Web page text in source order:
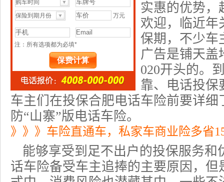
实惠的优势，
欢迎，临近年
保期，不少车
广告是铺天盖
020开头的。
靠、
电话投保
车主们在投保合肥电话车险前要详
防“山寨”版电话车险。
》》》车险直通车，私家车商业险多省
能够享受到足不出户的投保服务和
话车险备受车主追捧的主要原因，